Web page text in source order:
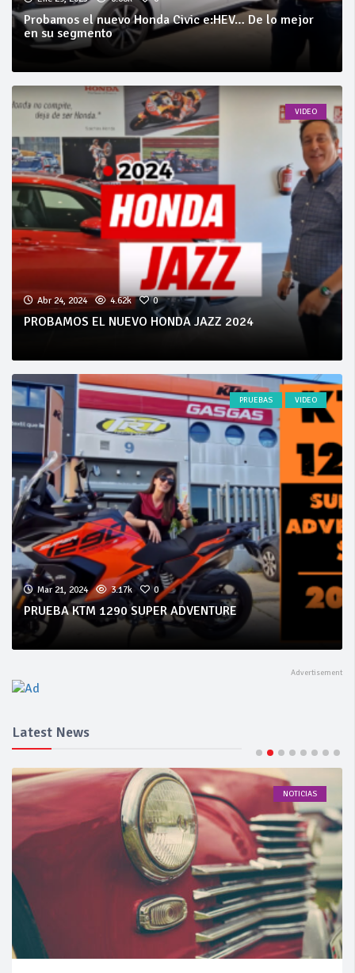
Probamos el nuevo Honda Civic e:HEV… De lo mejor
en su segmento
VIDEO
Abr 24, 2024 4.62k 0
PROBAMOS EL NUEVO HONDA JAZZ 2024
PRUEBAS VIDEO
Mar 21, 2024 3.17k 0
PRUEBA KTM 1290 SUPER ADVENTURE
Latest News
NOTICIAS